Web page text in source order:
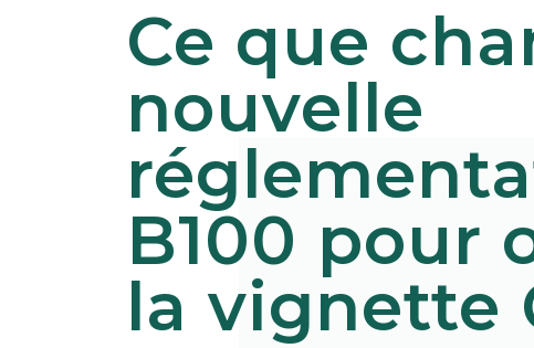
Ce que
nouvelle
B100 pour
la vignette